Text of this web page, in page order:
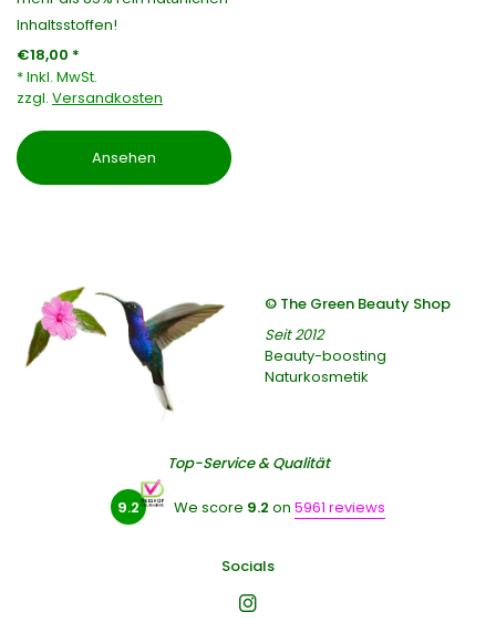
Inhaltsstoffen!
€18,00 *
* Inkl. MwSt.
zzgl. Versandkosten
Ansehen
© The Green Beauty Shop
Seit 2012
Beauty-boosting
Naturkosmetik
Top-Service & Qualität
9.2 We score 9.2 on 5961 reviews
Socials